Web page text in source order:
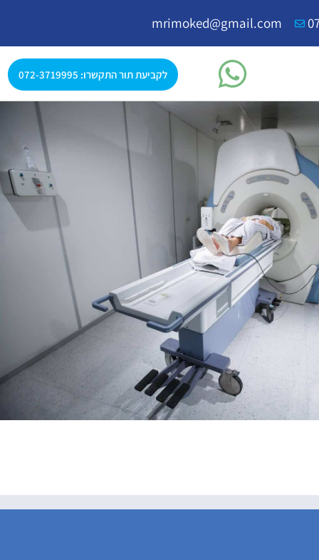
mrimoked@gmail.com
לקביעת תור התקשרו: 072-3719995